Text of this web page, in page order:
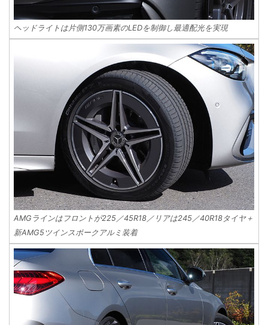
ヘッドライトは片側130万画素のLEDを制御し最適配光を実現
AMGラインはフロントが225／45R18／リアは245／40R18タイヤ＋
新AMG5ツインスポークアルミ装着